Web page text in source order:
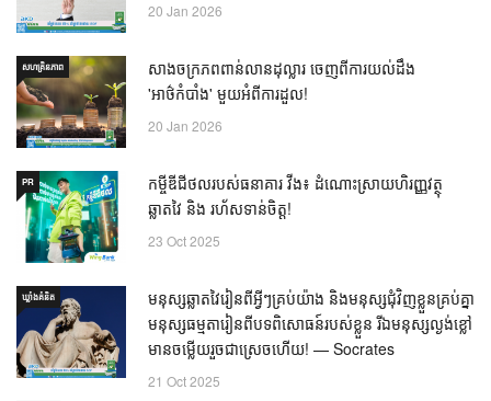
20 Jan 2026
សហគ្រិនភាព
សាងចក្រភពពាន់លានដុល្លារ ចេញពីការយល់ដឹង
'អាថ៌កំបាំង' មួយអំពីការដួល!
20 Jan 2026
PR
កម្ចីឌីជីថលរបស់ធនាគារ វីង៖ ដំណោះស្រាយហិរញ្ញវត្ថុ
ឆ្លាតវៃ និង រហ័សទាន់ចិត្ត!
23 Oct 2025
ឃ្លាំង​គំនិត
មនុស្សឆ្លាតវៃរៀនពីអ្វីៗគ្រប់យ៉ាង និងមនុស្សជុំវិញខ្លួនគ្រប់គ្នា
មនុស្សធម្មតារៀនពីបទពិសោធន៍របស់ខ្លួន រីឯមនុស្សល្ងង់ខ្លៅ
មានចម្លើយរួចជាស្រេចហើយ! — Socrates
21 Oct 2025